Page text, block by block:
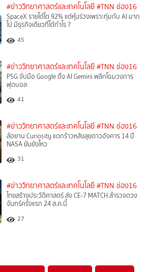
#ข่าววิทยาศาสตร์และเทคโนโลยี #TNN ช่อง16
SpaceX รายได้โต 92% แต่หุ้นร่วงเพราะทุ่มกับ AI มาก
ไป มีธุรกิจเดียวที่ได้กำไร ?
45
#ข่าววิทยาศาสตร์และเทคโนโลยี #TNN ช่อง16
PSG จับมือ Google ดึง AI Gemini พลิกโฉมวงการ
ฟุตบอล
41
#ข่าววิทยาศาสตร์และเทคโนโลยี #TNN ช่อง16
ล้อยาน Curiosity แตกร้าวหลังลุยดาวอังคาร 14 ปี
NASA ยันยังไหว
31
#ข่าววิทยาศาสตร์และเทคโนโลยี #TNN ช่อง16
ไทยสร้างประวัติศาสตร์ ส่ง CE-7 MATCH สำรวจดวง
จันทร์ครั้งแรก 24 ส.ค.นี้
27